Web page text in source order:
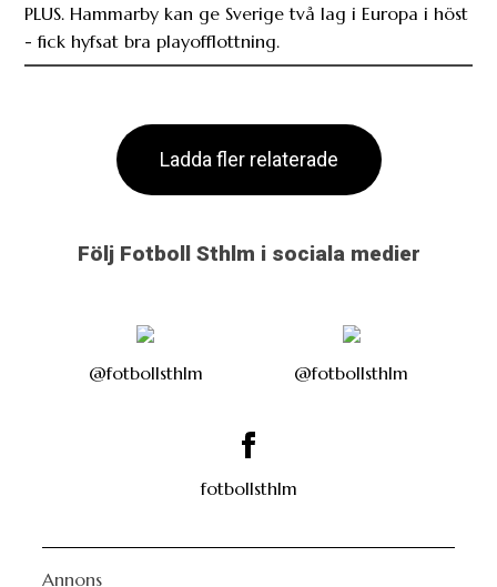
PLUS. Hammarby kan ge Sverige två lag i Europa i höst
- fick hyfsat bra playofflottning.
Ladda fler relaterade
Följ Fotboll Sthlm i sociala medier
@fotbollsthlm @fotbollsthlm
fotbollsthlm
Annons